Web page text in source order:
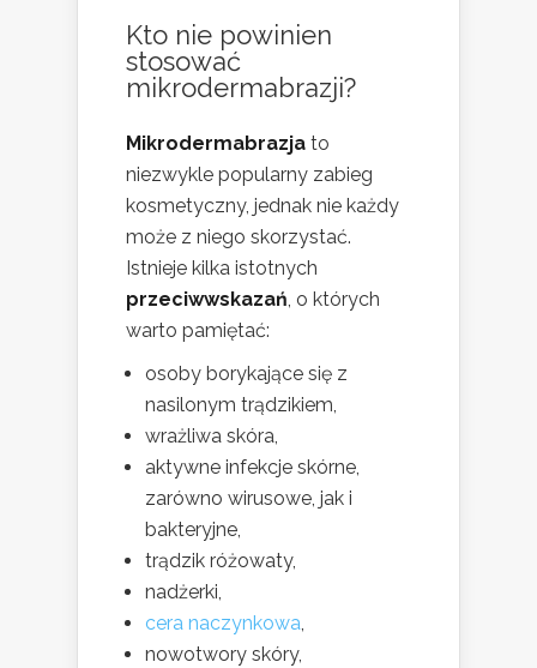
Kto nie powinien
stosować
mikrodermabrazji?
Mikrodermabrazja to
niezwykle popularny zabieg
kosmetyczny, jednak nie każdy
może z niego skorzystać.
Istnieje kilka istotnych
przeciwwskazań, o których
warto pamiętać:
osoby borykające się z
nasilonym trądzikiem,
wrażliwa skóra,
aktywne infekcje skórne,
zarówno wirusowe, jak i
bakteryjne,
trądzik różowaty,
nadżerki,
cera naczynkowa,
nowotwory skóry,